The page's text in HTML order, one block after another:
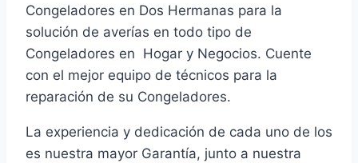
Congeladores en Dos Hermanas para la
solución de averías en todo tipo de
Congeladores en Hogar y Negocios. Cuente
con el mejor equipo de técnicos para la
reparación de su Congeladores.
La experiencia y dedicación de cada uno de los
es nuestra mayor Garantía, junto a nuestra